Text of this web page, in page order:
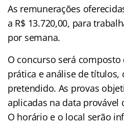
As remunerações
a R$ 13.720,00, para
por semana.
O concurso será
prática e análise de títulos,
pretendido. As provas
aplicadas na data provável
O horário e o local serão